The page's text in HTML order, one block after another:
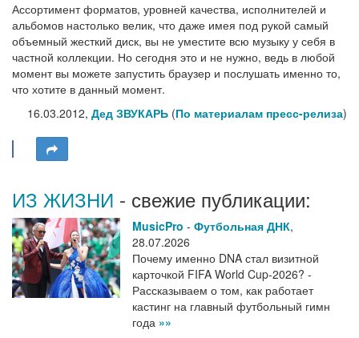
Ассортимент форматов, уровней качества, исполнителей и
альбомов настолько велик, что даже имея под рукой самый
объемный жесткий диск, вы не уместите всю музыку у себя в
частной коллекции. Но сегодня это и не нужно, ведь в любой
момент вы можете запустить браузер и послушать именно то,
что хотите в данный момент.
16.03.2012, Дед ЗВУКАРЬ (По материалам пресс-релиза)
ИЗ ЖИЗНИ - свежие публикации:
MusicPro - Футбольная ДНК,
28.07.2026
Почему именно DNA стал визитной
карточкой FIFA World Cup-2026? -
Рассказываем о том, как работает
кастинг на главный футбольный гимн
года »»